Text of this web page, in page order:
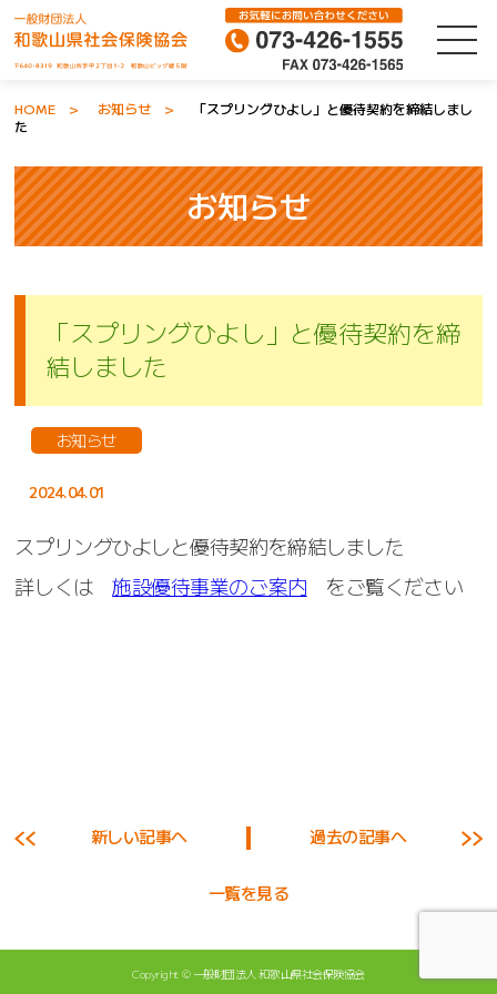
HOME お知らせ
「スプリングひよし」と優待契約を締結しまし
た
お知らせ
「スプリングひよし」と優待契約を締
結しました
お知らせ
2024.04.01
スプリングひよしと優待契約を締結しました
詳しくは施設優待事業のご案内 をご覧ください
新しい記事へ
一覧を見る
過去の記事へ
Copyright © 一般財団法人 和歌山県社会保険協会